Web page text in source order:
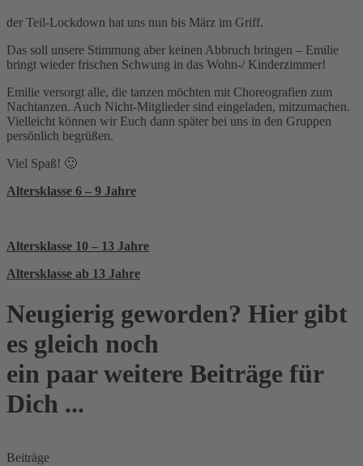
der Teil-Lockdown hat uns nun bis März im Griff.
Das soll unsere Stimmung aber keinen Abbruch bringen – Emilie
bringt wieder frischen Schwung in das Wohn-/ Kinderzimmer!
Emilie versorgt alle, die tanzen möchten mit Choreografien zum
Nachtanzen. Auch Nicht-Mitglieder sind eingeladen, mitzumachen.
Vielleicht können wir Euch dann später bei uns in den Gruppen
persönlich begrüßen.
Viel Spaß! 🙂
Altersklasse 6 – 9 Jahre
Altersklasse 10 – 13 Jahre
Altersklasse ab 13 Jahre
Neugierig geworden? Hier gibt
es gleich noch
ein paar weitere Beiträge für
Dich ...
Beiträge